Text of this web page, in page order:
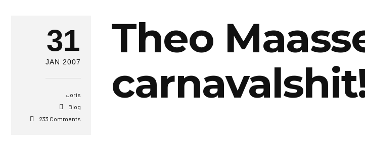
31
JAN 2007
Joris
Blog
233 Comments
Theo